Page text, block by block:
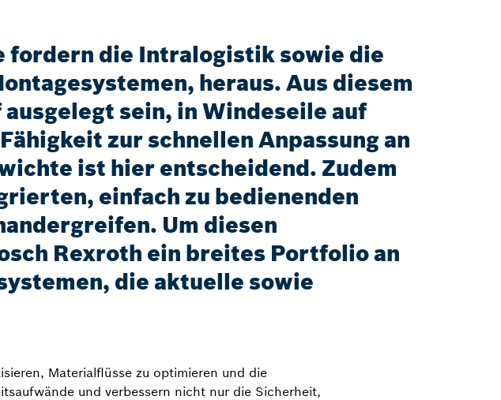
fordern die Intralogistik sowie die
heraus. Aus diesem
sein, in Windeseile auf
zur schnellen Anpassung an
ist hier entscheidend. Zudem
einfach zu bedienenden
Um diesen
Rexroth ein breites Portfolio an
die aktuelle sowie
Materialflüsse zu optimieren und die
und verbessern nicht nur die Sicherheit,